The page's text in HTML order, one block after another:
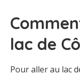
lac de
Pour aller au lac